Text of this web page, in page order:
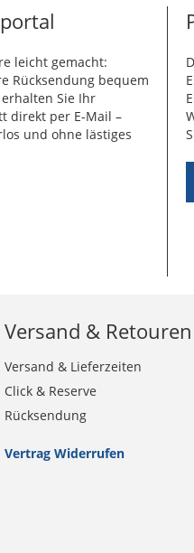
leicht gemacht:
Rücksendung bequem
Sie Ihr
direkt per E-Mail –
und ohne lästiges
Versand & Retouren
Versand & Lieferzeiten
Click & Reserve
Rücksendung
Vertrag Widerrufen